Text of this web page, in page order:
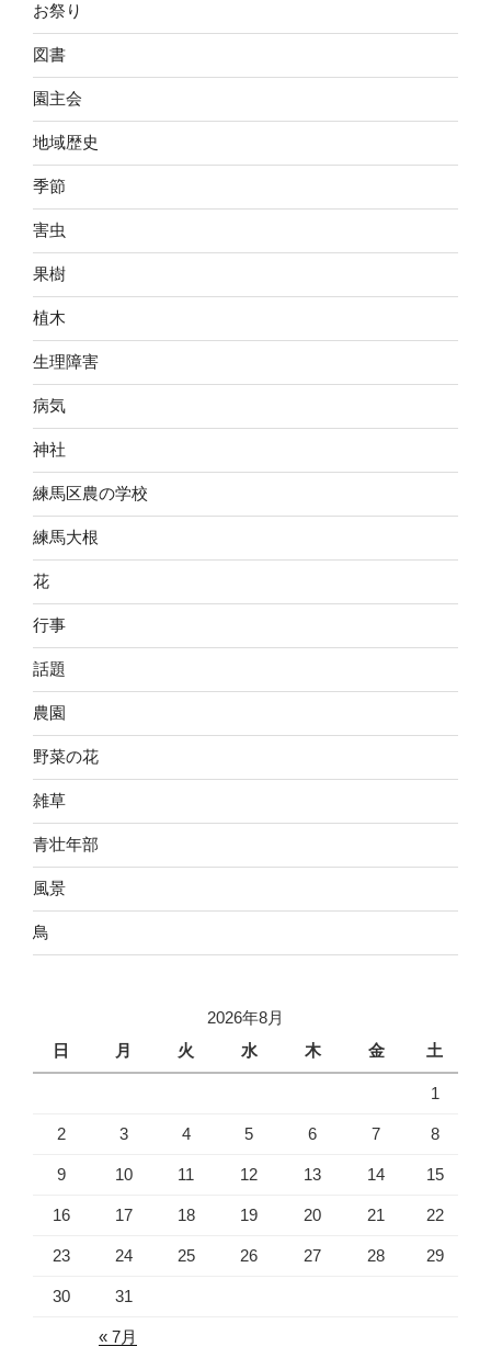
お祭り
図書
園主会
地域歴史
季節
害虫
果樹
植木
生理障害
病気
神社
練馬区農の学校
練馬大根
花
行事
話題
農園
野菜の花
雑草
青壮年部
風景
鳥
2026年8月
日
月 火 水 木 金 土
1
2 3 4 5 6 7 8
9 10 11 12 13 14 15
16 17 18 19 20 21 22
23 24 25 26 27 28 29
30 31
« 7月